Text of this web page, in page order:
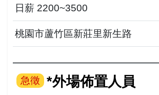
日薪 2200~3500
桃園市蘆竹區新莊里新生路
急徵 *外場佈置人員